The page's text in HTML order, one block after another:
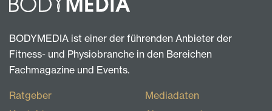
BODYMEDIA ist einer der führenden Anbieter der
Fitness- und Physiobranche in den Bereichen
Fachmagazine und Events.
Ratgeber
Mediadaten